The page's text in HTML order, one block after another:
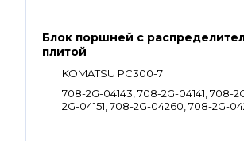
Блок поршней c
плитой
KOMATSU PC300-7
708-2G-04143, 708-2G-04141, 708-
2G-04151, 708-2G-04260, 708-2G-